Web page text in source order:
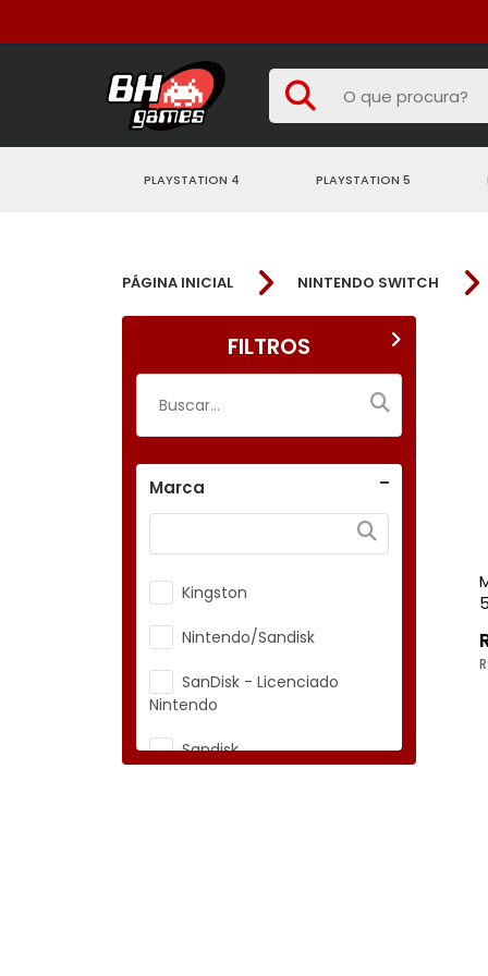
PLAYSTATION 4 PLAYSTATION 5
PÁGINA INICIAL NINTENDO SWITCH
FILTROS
Marca
Kingston
Nintendo/Sandisk
SanDisk - Licenciado
Nintendo
Sandisk